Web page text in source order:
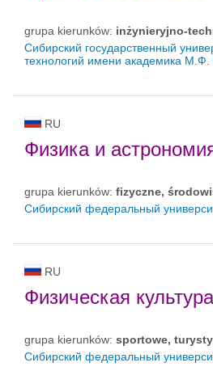
grupa kierunków: inżynieryjno-
Сибирский государственный
технологий имени академика М.Ф.
RU
Физика и
grupa kierunków: fizyczne,
Сибирский федеральный
RU
Физическая
grupa kierunków: sportowe,
Сибирский федеральный